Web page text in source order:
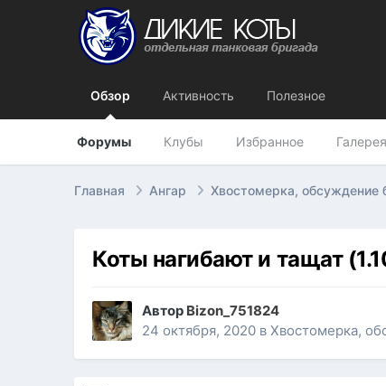
Обзор
Форумы Клубы Избранное Галерея
Активность Полезное
Главная Ангар Хвостомерка, обсуждение
Коты нагибают и тащат
Автор Bizon_751824
24 октября, 2020 вХвостомерка,